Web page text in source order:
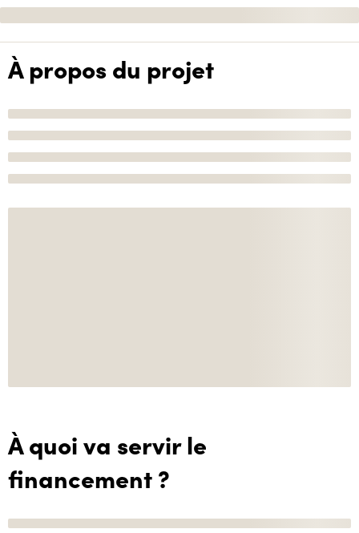
À propos du projet
À quoi va servir le
financement ?